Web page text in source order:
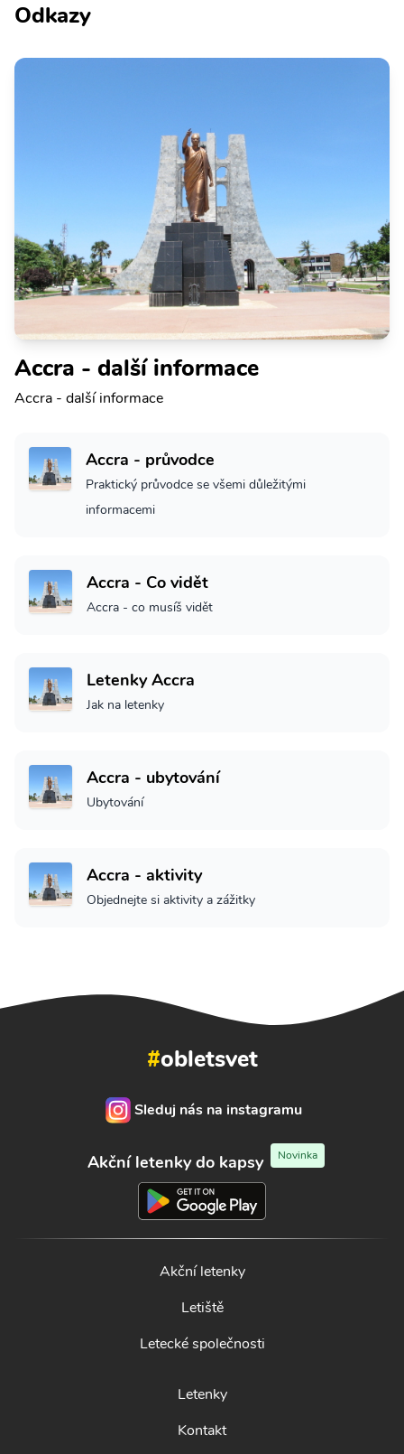
Odkazy
Accra - další informace
Accra - další informace
Accra - průvodce
Praktický průvodce se všemi důležitými
informacemi
Accra - Co vidět
Accra - co musíš vidět
Letenky Accra
Jak na letenky
Accra - ubytování
Ubytování
Accra - aktivity
Objednejte si aktivity a zážitky
#obletsvet
Sleduj nás na instagramu
Akční letenky do kapsy Novinka
Akční letenky
Letiště
Letecké společnosti
Letenky
Kontakt